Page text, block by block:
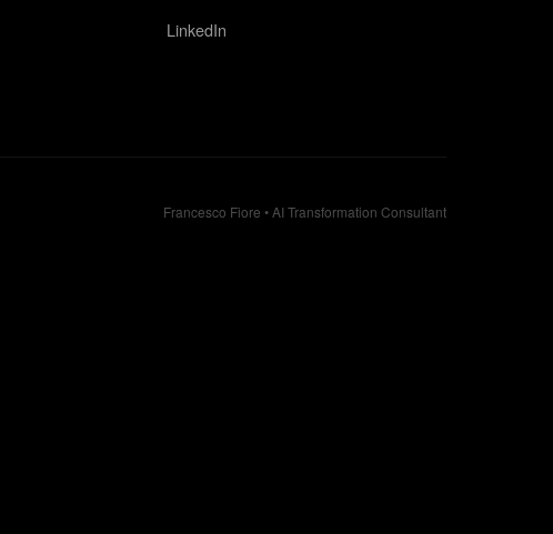
LinkedIn
Francesco Fiore • AI Transformation Consultant